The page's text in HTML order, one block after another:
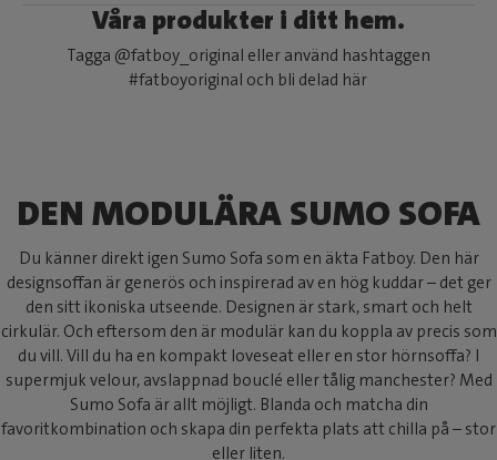
Våra produkter i ditt hem.
Tagga @fatboy_original eller använd hashtaggen
#fatboyoriginal och bli delad här
DEN MODULÄRA SUMO SOFA
Du känner direkt igen Sumo Sofa som en äkta Fatboy. Den här
designsoffan är generös och inspirerad av en hög kuddar – det ger
den sitt ikoniska utseende. Designen är stark, smart och helt
cirkulär. Och eftersom den är modulär kan du koppla av precis som
du vill. Vill du ha en kompakt loveseat eller en stor hörnsoffa? I
supermjuk velour, avslappnad bouclé eller tålig manchester? Med
Sumo Sofa är allt möjligt. Blanda och matcha din
favoritkombination och skapa din perfekta plats att chilla på – stor
eller liten.